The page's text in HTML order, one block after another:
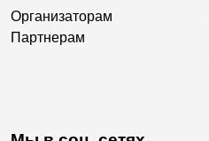
Организаторам
Партнерам